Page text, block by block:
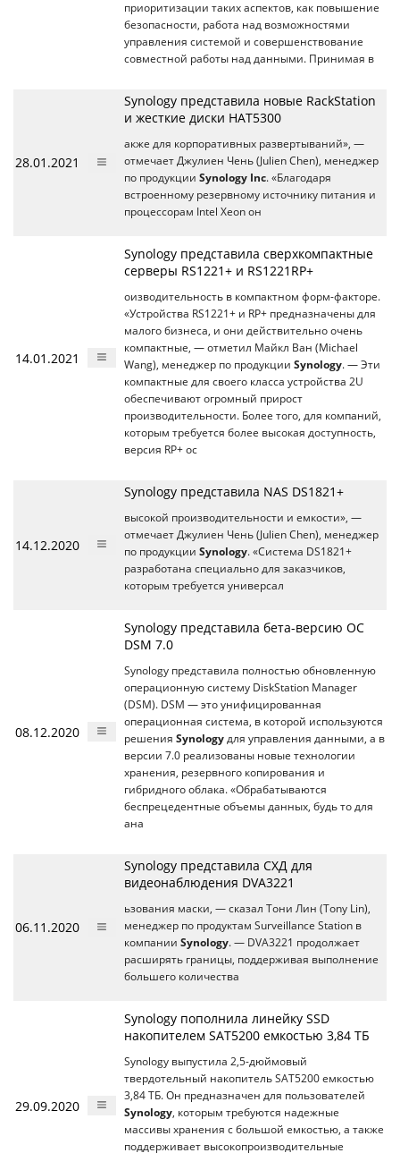
приоритизации таких аспектов, как повышение
безопасности, работа над возможностями
управления системой и совершенствование
совместной работы над данными. Принимая в
28.01.2021
Synology представила новые RackStation
и жесткие диски HAT5300
акже для корпоративных развертываний», —
отмечает Джулиен Чень (Julien Chen), менеджер
по продукции Synology Inc. «Благодаря
встроенному резервному источнику питания и
процессорам Intel Xeon он
14.01.2021
Synology представила сверхкомпактные
серверы RS1221+ и RS1221RP+
оизводительность в компактном форм-факторе.
«Устройства RS1221+ и RP+ предназначены для
малого бизнеса, и они действительно очень
компактные, — отметил Майкл Ван (Michael
Wang), менеджер по продукции Synology. — Эти
компактные для своего класса устройства 2U
обеспечивают огромный прирост
производительности. Более того, для компаний,
которым требуется более высокая доступность,
версия RP+ ос
14.12.2020
Synology представила NAS DS1821+
высокой производительности и емкости», —
отмечает Джулиен Чень (Julien Chen), менеджер
по продукции Synology. «Система DS1821+
разработана специально для заказчиков,
которым требуется универсал
08.12.2020
Synology представила бета-версию ОС
DSM 7.0
Synology представила полностью обновленную
операционную систему DiskStation Manager
(DSM). DSM — это унифицированная
операционная система, в которой используются
решения Synology для управления данными, а в
версии 7.0 реализованы новые технологии
хранения, резервного копирования и
гибридного облака. «Обрабатываются
беспрецедентные объемы данных, будь то для
ана
06.11.2020
Synology представила СХД для
видеонаблюдения DVA3221
ьзования маски, — сказал Тони Лин (Tony Lin),
менеджер по продуктам Surveillance Station в
компании Synology. — DVA3221 продолжает
расширять границы, поддерживая выполнение
большего количества
29.09.2020
Synology пополнила линейку SSD
накопителем SAT5200 емкостью 3,84 ТБ
Synology выпустила 2,5-дюймовый
твердотельный накопитель SAT5200 емкостью
3,84 ТБ. Он предназначен для пользователей
Synology, которым требуются надежные
массивы хранения с большой емкостью, а также
поддерживает высокопроизводительные